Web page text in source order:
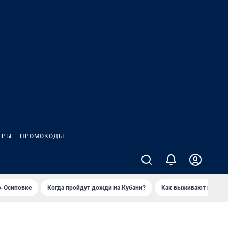
ПРОМОКОДЫ
Осиповке Когда пройдут дожди на Кубани? Как выживают